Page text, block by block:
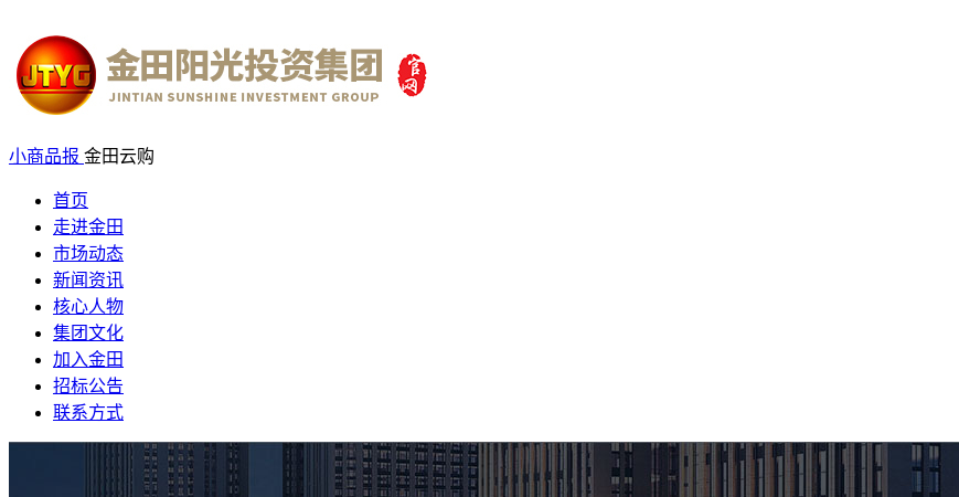
小商品报 金田云购
首页
走进金田
市场动态
新闻资讯
核心人物
集团文化
加入金田
招标公告
联系方式